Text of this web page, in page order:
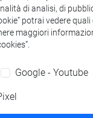
2004,
nei lager
di analisi, di
potrai vedere
maggiori
Google - Youtube